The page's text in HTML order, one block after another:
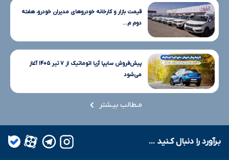
قیمت بازار و کارخانه خودروهای مدیران خودرو، هفته
دوم م...
پیش‌فروش سایپا آریا اتوماتیک از ۷ تیر ۱۴۰۵ آغاز
می‌شود
مـطالب بیـشتر
بـرآورد را دنبال کـنید ...